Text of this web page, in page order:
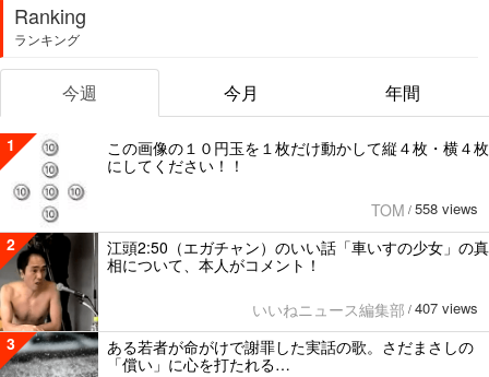
Ranking
ランキング
今週 今月 年間
1
この画像の１０円玉を１枚だけ動かして縦４枚・横４枚
にしてください！！
TOM / 558 views
2
江頭2:50（エガチャン）のいい話「車いすの少女」の真
相について、本人がコメント！
いいねニュース編集部 / 407 views
3
ある若者が命がけで謝罪した実話の歌。さだまさしの
「償い」に心を打たれる…